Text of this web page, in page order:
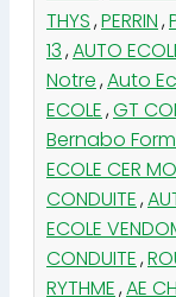
THYS,PERRIN,
13,AUTO
Notre,Auto
ECOLE,GT
Bernabo
ECOLE CER
CONDUITE,
ECOLE
CONDUITE,
RYTHME,AE